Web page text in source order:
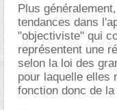
Plus
tendances dans
"objectiviste" qui
représentent une
selon la loi des
pour laquelle elles
fonction donc de